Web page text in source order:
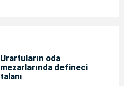
Urartuların oda
mezarlarında defineci
talanı